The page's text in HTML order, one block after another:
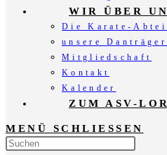
WIR ÜBER
Die Karate-
unsere Danträger
Mitgliedschaft
Kontakt
Kalender
ZUM ASV-
MENÜ SCHLIESSEN